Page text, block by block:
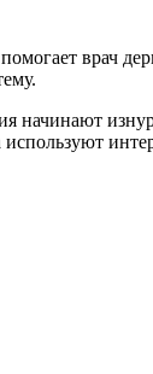
врач
начинают